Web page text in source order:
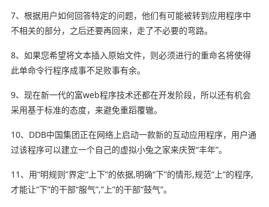
7、根据用户如何回答特定的问题，他们有可能被转到应用程序中
不相关的部分，之后还要再回来，走了不必要的弯路。
8、如果您希望将文本插入原始文件，则必须进行的重命名将使得
此单命令行程序成事不足败事有余。
9、现在新一代的富web程序技术还都在开发阶段，所以还有机会
采用基于标准的态度，来避免重蹈覆辙。
10、DDB中国集团正在网络上启动一款新的互动应用程序，用户通
过该程序可以建立一个自己的虚拟小兔之家来庆贺“丰年”。
11、用“明规则”界定“上下”的依据,明确“下”的情形,规范“上”的程序,
才能让“下”的干部“服气”,“上”的干部“鼓气”。